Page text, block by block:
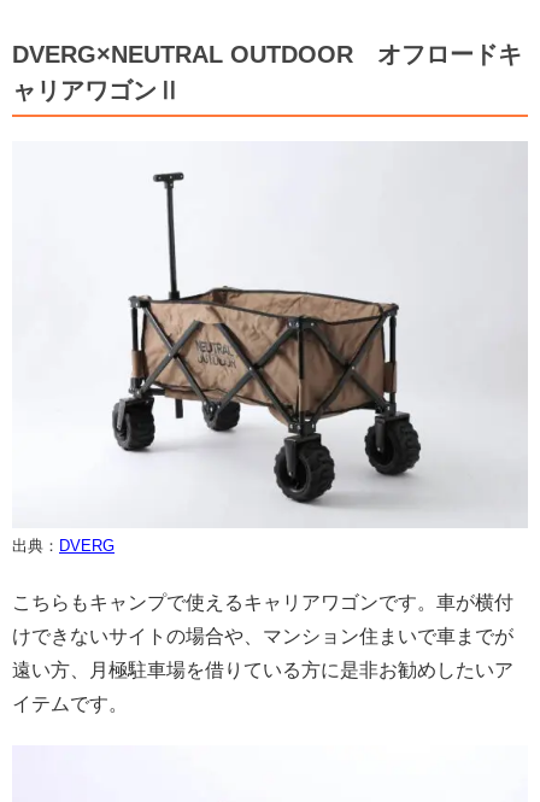
DVERG×NEUTRAL OUTDOOR オフロードキ
ャリアワゴンⅡ
出典： DVERG
こちらもキャンプで使えるキャリアワゴンです。車が横付
けできないサイトの場合や、マンション住まいで車までが
遠い方、月極駐車場を借りている方に是非お勧めしたいア
イテムです。